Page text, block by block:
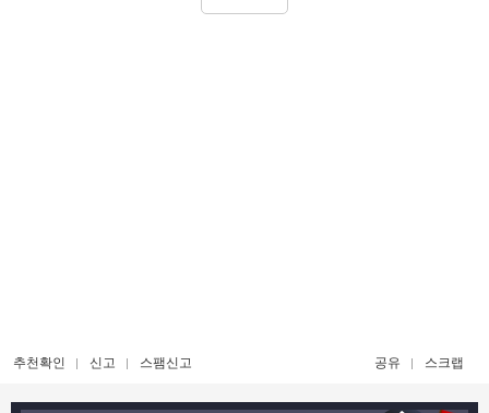
추천확인 신고 스팸신고 공유 스크랩